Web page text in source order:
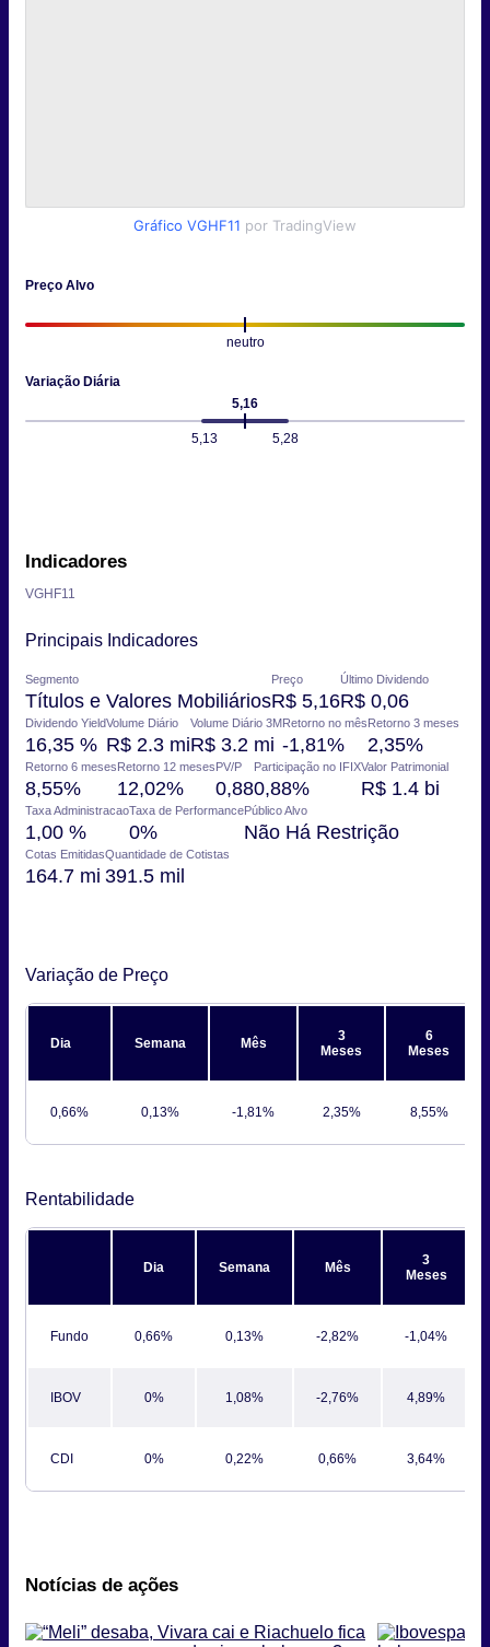
Gráfico VGHF11 por TradingView
Preço Alvo
neutro
Variação Diária
5,16
5,13 5,28
Indicadores
VGHF11
Principais Indicadores
Segmento
Títulos e Valores Mobiliários
Preço
R$ 5,16
Último Dividendo
R$ 0,06
Dividendo Yield
16,35 %
Volume Diário
R$ 2.3 mi
Volume Diário 3M
R$ 3.2 mi
Retorno no mês
-1,81%
Retorno 3 meses
2,35%
Retorno 6 meses
8,55%
Retorno 12 meses
12,02%
PV/P
0,88
Participação no IFIX
0,88%
Valor Patrimonial
R$ 1.4 bi
Taxa Administracao
1,00 %
Taxa de Performance
0%
Público Alvo
Não Há Restrição
Cotas Emitidas
164.7 mi
Quantidade de Cotistas
391.5 mil
Variação de Preço
Dia Semana Mês
3
Meses
6
Meses
0,66% 0,13% -1,81% 2,35% 8,55%
Rentabilidade
Dia Semana Mês
3
Meses
Fundo 0,66% 0,13% -2,82% -1,04%
IBOV 0% 1,08% -2,76% 4,89%
CDI 0% 0,22% 0,66% 3,64%
Notícias de ações